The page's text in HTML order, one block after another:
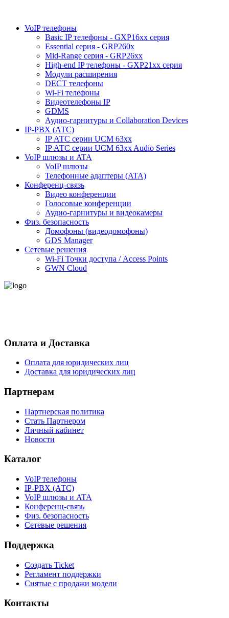
VoIP телефоны
Basic IP телефоны - GXP16хх серия
Essential серия - GRP260x
Mid-Range серия - GRP26xx
High-end IP телефоны - GXP21хх серия
Модули расширения
DECT телефоны
Wi-Fi телефоны
Видеотелефоны IP
GDMS
Аудио-гарнитуры и Collaboration Devices
IP-PBX (АТС)
IP АТС серии UCM 63xx
IP АТС серии UCM 63xx Audio Series
VoIP шлюзы и ATA
VoIP шлюзы
Телефонные адаптеры (ATA)
Конференц-связь
Видео конференции
Голосовые конференции
Аудио-гарнитуры и видеокамеры
Физ. безопасность
Домофоны (видеодомофоны)
GDS Manager
Сетевые решения
Wi-Fi Точки доступа / Access Points
GWN Cloud
Оплата и Доставка
Оплата для юридических лиц
Доставка для юридических лиц
Партнерам
Партнерская политика
Стать Партнером
Личный кабинет
Новости
Каталог
VoIP телефоны
IP-PBX (АТС)
VoIP шлюзы и ATA
Конференц-связь
Физ. безопасность
Сетевые решения
Поддержка
Создать Ticket
Регламент поддержки
Снятые с продажи модели
Контакты